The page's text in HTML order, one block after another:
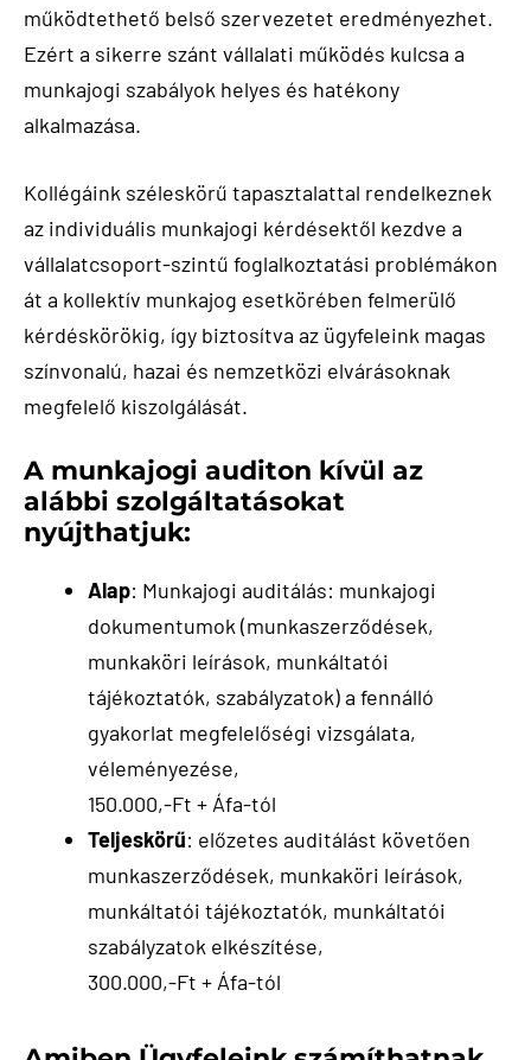
működtethető belső szervezetet eredményezhet.
Ezért a sikerre szánt vállalati működés kulcsa a
munkajogi szabályok helyes és hatékony
alkalmazása.
Kollégáink széleskörű tapasztalattal rendelkeznek
az individuális munkajogi kérdésektől kezdve a
vállalatcsoport-szintű foglalkoztatási problémákon
át a kollektív munkajog esetkörében felmerülő
kérdéskörökig, így biztosítva az ügyfeleink magas
színvonalú, hazai és nemzetközi elvárásoknak
megfelelő kiszolgálását.
A munkajogi auditon kívül az
alábbi szolgáltatásokat
nyújthatjuk:
Alap: Munkajogi auditálás: munkajogi
dokumentumok (munkaszerződések,
munkaköri leírások, munkáltatói
tájékoztatók, szabályzatok) a fennálló
gyakorlat megfelelőségi vizsgálata,
véleményezése,
150.000,-Ft + Áfa-tól
Teljeskörű: előzetes auditálást követően
munkaszerződések, munkaköri leírások,
munkáltatói tájékoztatók, munkáltatói
szabályzatok elkészítése,
300.000,-Ft + Áfa-tól